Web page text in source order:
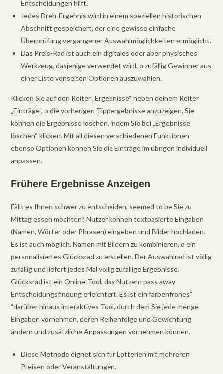
Entscheidungen hilft.
Jedes Dreh-Ergebnis wird in einem speziellen historischen
Abschnitt gespeichert, der eine gewisse einfache
Überprüfung vergangener Auswahlmöglichkeiten ermöglicht.
Das Preis-Rad ist auch ein digitales oder aber physisches
Werkzeug, dasjenige verwendet wird, o zufällig Gewinner aus
einer Liste vonseiten Optionen auszuwählen.
Klicken Sie auf den Reiter „Ergebnisse“ neben deinem Reiter
„Einträge“, o die vorherigen Tippergebnisse anzuzeigen. Sie
können die Ergebnisse löschen, indem Sie bei „Ergebnisse
löschen“ klicken. Mit all diesen verschiedenen Funktionen
ebenso Optionen können Sie die Einträge im übrigen individuell
anpassen.
Frühere Ergebnisse Anzeigen
Fällt es Ihnen schwer zu entscheiden, seemed to be Sie zu
Mittag essen möchten? Nutzer können textbasierte Eingaben
(Namen, Wörter oder Phrasen) eingeben und Bilder hochladen.
Es ist auch möglich, Namen mit Bildern zu kombinieren, o ein
personalisiertes Glücksrad zu erstellen. Der Auswahlrad ist völlig
zufällig und liefert jedes Mal völlig zufällige Ergebnisse.
Glücksrad ist ein Online-Tool, das Nutzern pass away
Entscheidungsfindung erleichtert. Es ist ein farbenfrohes”
“darüber hinaus interaktives Tool, durch dem Sie jede menge
Eingaben vornehmen, deren Reihenfolge und Gewichtung
ändern und zusätzliche Anpassungen vornehmen können.
Diese Methode eignet sich für Lotterien mit mehreren
Preisen oder Veranstaltungen.